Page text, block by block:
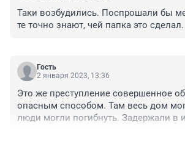
Таки возбудились. Поспрошали бы
те точно знают, чей папка это сделал.
Гость
2 января 2023, 13:36
Это же преступление совершенное
опасным способом. Там весь дом
люди могли погибнуть. Задержали в